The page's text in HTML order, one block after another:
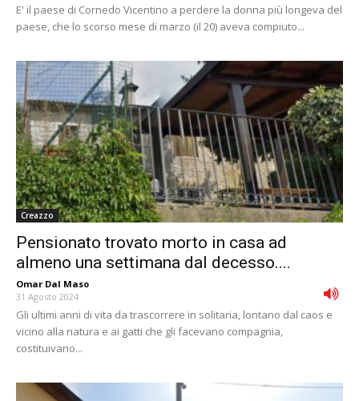
E' il paese di Cornedo Vicentino a perdere la donna più longeva del
paese, che lo scorso mese di marzo (il 20) aveva compiuto...
Creazzo
Pensionato trovato morto in casa ad
almeno una settimana dal decesso....
Omar Dal Maso -
31 Agosto 2024
Gli ultimi anni di vita da trascorrere in solitaria, lontano dal caos e
vicino alla natura e ai gatti che gli facevano compagnia,
costituivano...